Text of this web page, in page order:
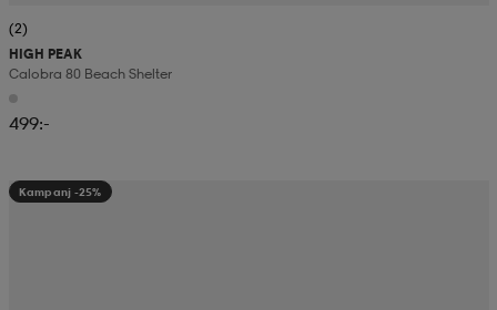
(2)
HIGH PEAK
Calobra 80 Beach Shelter
499:-
Kampanj -25%